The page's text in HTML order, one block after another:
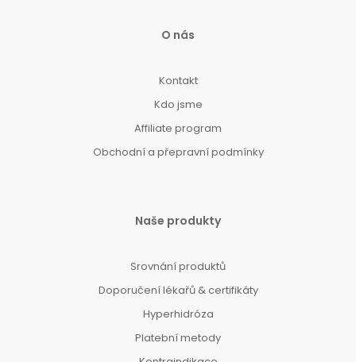
O nás
Kontakt
Kdo jsme
Affiliate program
Obchodní a přepravní podmínky
Naše produkty
Srovnání produktů
Doporučení lékařů & certifikáty
Hyperhidróza
Platební metody